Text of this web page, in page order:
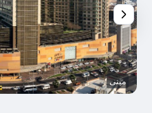
مبنى